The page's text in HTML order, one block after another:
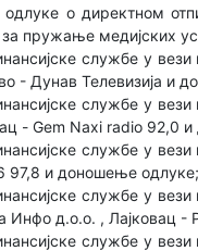
о директном
за пружање медијских
службе у
- Дунав Телевизија и
службе у
- Gem Naxi radio 92,0
службе у
97,8 и доношење одлуке;
службе у
Инфо д.о.о. , Лајковац
службе у